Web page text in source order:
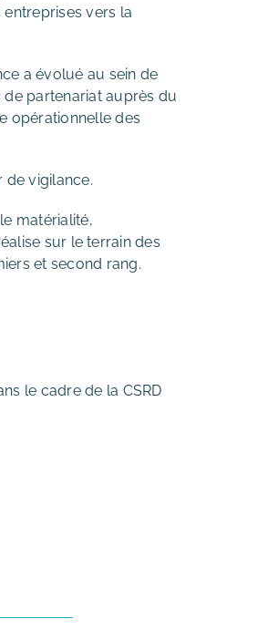
vers la
a évolué au sein de
partenariat auprès du
opérationnelle des
vigilance.
matérialité,
sur le terrain des
et second rang.
le cadre de la CSRD